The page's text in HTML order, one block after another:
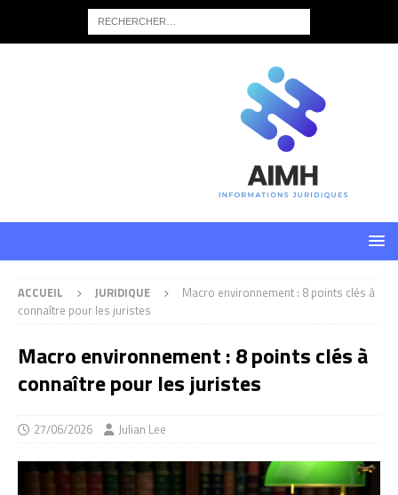
ACCUEIL JURIDIQUE
Macro environnement : 8 points clés à
connaître pour les juristes
Macro environnement : 8 points clés à
connaître pour les juristes
27/06/2026 Julian Lee